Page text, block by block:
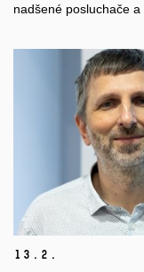
nadšené posluchače a
13. 2.